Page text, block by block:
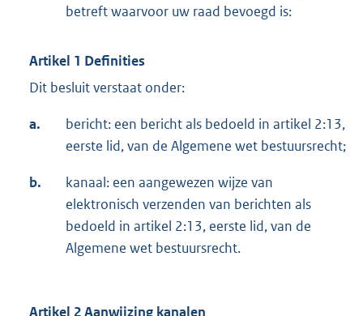
betreft waarvoor uw raad bevoegd is:
Artikel 1 Definities
Dit besluit verstaat onder:
a.
bericht: een bericht als bedoeld in artikel 2:13,
eerste lid, van de Algemene wet bestuursrecht;
b.
kanaal: een aangewezen wijze van
elektronisch verzenden van berichten als
bedoeld in artikel 2:13, eerste lid, van de
Algemene wet bestuursrecht.
Artikel 2 Aanwijzing kanalen